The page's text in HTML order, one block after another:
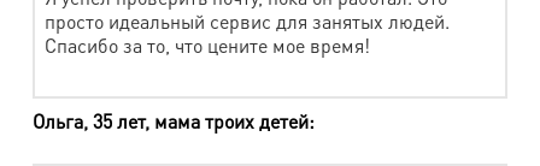
Декорат. наволочка, сидушка на стул
305 руб.
Пододеяльник
Простыня
640 руб.
Чехол на диван, наматрасник 1,5 сп.
просто идеальный сервис для занятых людей.
Спасибо за то, что цените мое время!
Ольга, 35 лет, мама троих детей: